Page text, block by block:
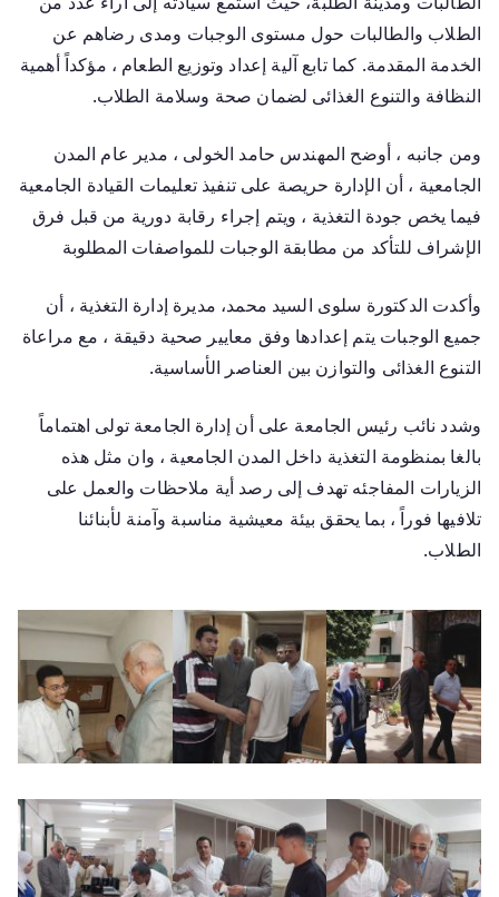
الطلاب والطالبات حول مستوى الوجبات ومدى رضاهم عن
الخدمة المقدمة. كما تابع آلية إعداد وتوزيع الطعام ، مؤكداً أهمية
النظافة والتنوع الغذائى لضمان صحة وسلامة الطلاب.
ومن جانبه ، أوضح المهندس حامد الخولى ، مدير عام المدن
الجامعية ، أن الإدارة حريصة على تنفيذ تعليمات القيادة الجامعية
فيما يخص جودة التغذية ، ويتم إجراء رقابة دورية من قبل فرق
الإشراف للتأكد من مطابقة الوجبات للمواصفات المطلوبة
وأكدت الدكتورة سلوى السيد محمد، مديرة إدارة التغذية ، أن
جميع الوجبات يتم إعدادها وفق معايير صحية دقيقة ، مع مراعاة
التنوع الغذائى والتوازن بين العناصر الأساسية.
وشدد نائب رئيس الجامعة على أن إدارة الجامعة تولى اهتماماً
بالغا بمنظومة التغذية داخل المدن الجامعية ، وان مثل هذه
الزيارات المفاجئه تهدف إلى رصد أية ملاحظات والعمل على
تلافيها فوراً ، بما يحقق بيئة معيشية مناسبة وآمنة لأبنائنا
الطلاب.